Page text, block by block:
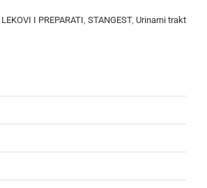
LEKOVI I PREPARATI STANGEST, Urinarni trakt